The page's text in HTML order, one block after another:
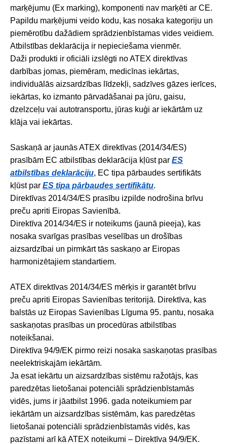
marķējumu (Ex marking), komponenti nav marķēti ar CE.
Papildu marķējumi veido kodu, kas nosaka kategoriju un
piemērotību dažādiem sprādzienbīstamas vides veidiem.
Atbilstības deklarācija ir nepieciešama vienmēr.
Daži produkti ir oficiāli izslēgti no ATEX direktīvas
darbības jomas, piemēram, medicīnas iekārtas,
individuālās aizsardzības līdzekļi, sadzīves gāzes ierīces,
iekārtas, ko izmanto pārvadāšanai pa jūru, gaisu,
dzelzceļu vai autotransportu, jūras kuģi ar iekārtām uz
klāja vai iekārtas.
Saskaņā ar jaunās ATEX direktīvas (2014/34/ES)
prasībām EC atbilstības deklarācija kļūst par ES
atbilstības deklarāciju, EC tipa pārbaudes sertifikāts
kļūst par ES tipa pārbaudes sertifikātu.
Direktīvas 2014/34/ES prasību izpilde nodrošina brīvu
preču apriti Eiropas Savienībā.
Direktīva 2014/34/ES ir noteikums (jaunā pieeja), kas
nosaka svarīgas prasības veselības un drošības
aizsardzībai un pirmkārt tās saskaņo ar Eiropas
harmonizētajiem standartiem.
ATEX direktīvas 2014/34/ES mērķis ir garantēt brīvu
preču apriti Eiropas Savienības teritorijā. Direktīva, kas
balstās uz Eiropas Savienības Līguma 95. pantu, nosaka
saskaņotas prasības un procedūras atbilstības
noteikšanai.
Direktīva 94/9/EK pirmo reizi nosaka saskaņotas prasības
neelektriskajām iekārtām.
Ja esat iekārtu un aizsardzības sistēmu ražotājs, kas
paredzētas lietošanai potenciāli sprādzienbīstamās
vidēs, jums ir jāatbilst 1996. gada noteikumiem par
iekārtām un aizsardzības sistēmām, kas paredzētas
lietošanai potenciāli sprādzienbīstamās vidēs, kas
pazīstami arī kā ATEX noteikumi – Direktīva 94/9/EK.